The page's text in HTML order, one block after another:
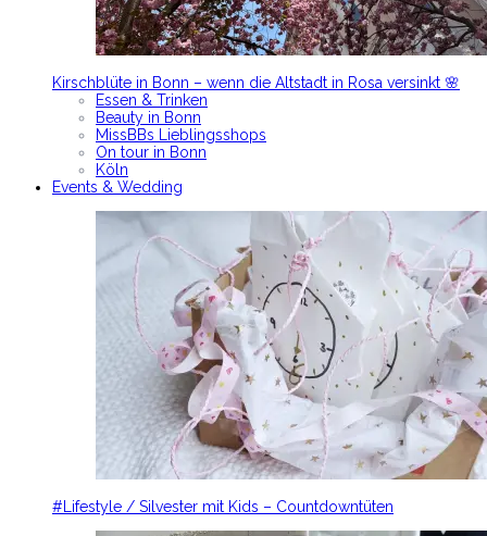
Kirschblüte in Bonn – wenn die Altstadt in Rosa versinkt 🌸
Essen & Trinken
Beauty in Bonn
MissBBs Lieblingsshops
On tour in Bonn
Köln
Events & Wedding
#Lifestyle / Silvester mit Kids – Countdowntüten